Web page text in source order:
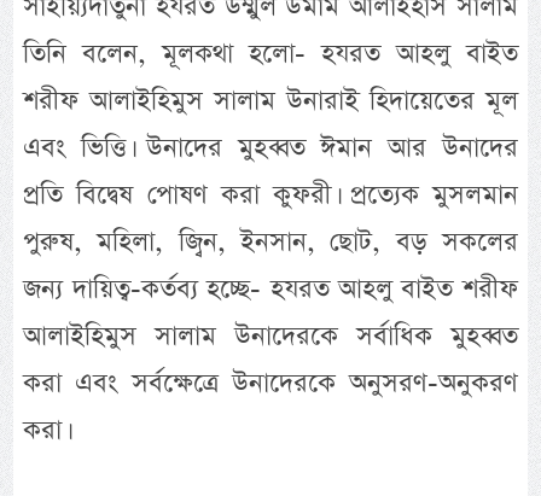
তিনি বলেন, মূলকথা হলো- হযরত আহলু বাইত
শরীফ আলাইহিমুস সালাম উনারাই হিদায়েতের মূল
এবং ভিত্তি। উনাদের মুহব্বত ঈমান আর উনাদের
প্রতি বিদ্বেষ পোষণ করা কুফরী। প্রত্যেক মুসলমান
পুরুষ, মহিলা, জ্বিন, ইনসান, ছোট, বড় সকলের
জন্য দায়িত্ব-কর্তব্য হচ্ছে- হযরত আহলু বাইত শরীফ
আলাইহিমুস সালাম উনাদেরকে সর্বাধিক মুহব্বত
করা এবং সর্বক্ষেত্রে উনাদেরকে অনুসরণ-অনুকরণ
করা।